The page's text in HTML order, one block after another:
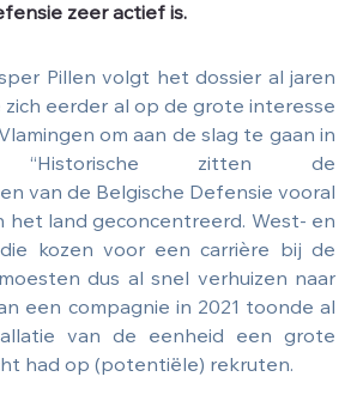
zeer actief is.
Pillen volgt het dossier al jaren
eerder al op de grote interesse
om aan de slag te gaan in
“Historische zitten de
van de Belgische Defensie vooral
het land geconcentreerd. West- en
die kozen voor een carrière bij de
dus al snel verhuizen naar
een compagnie in 2021 toonde al
van de eenheid een grote
had op (potentiële) rekruten.